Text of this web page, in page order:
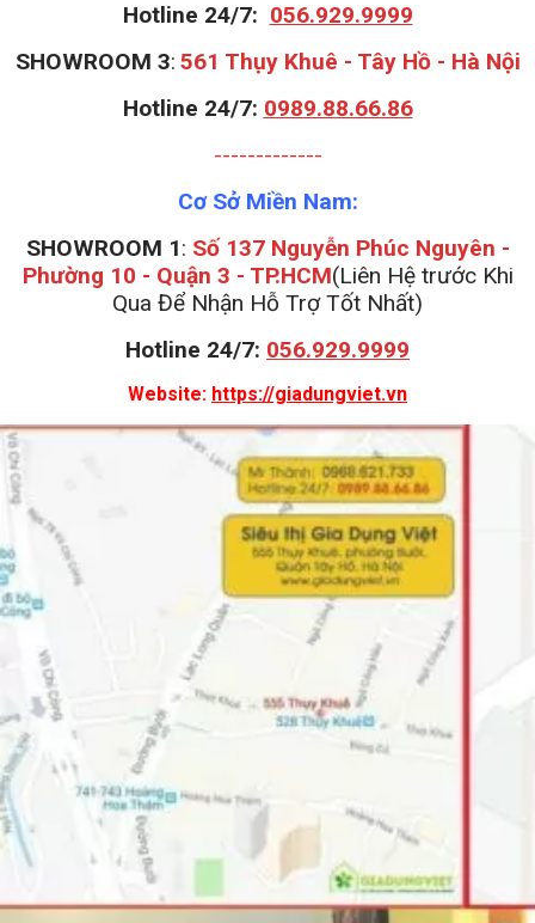
Hotline 24/7: 056.929.9999
SHOWROOM 3: 561 Thụy Khuê - Tây Hồ - Hà Nội
Hotline 24/7: 0989.88.66.86
-------------
Cơ Sở Miền Nam:
SHOWROOM 1: Số 137 Nguyễn Phúc Nguyên -
Phường 10 - Quận 3 - TP.HCM(Liên Hệ trước Khi
Qua Để Nhận Hỗ Trợ Tốt Nhất)
Hotline 24/7: 056.929.9999
Website: https://giadungviet.vn